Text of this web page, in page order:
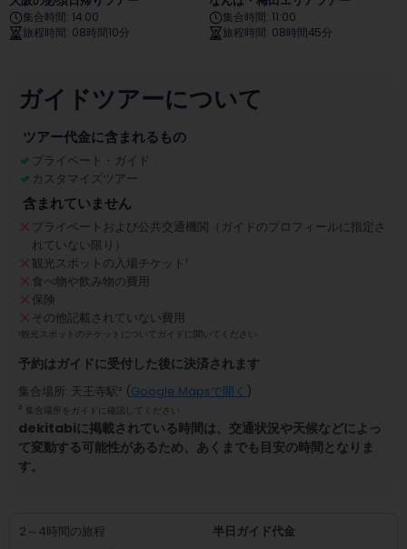
集合時間 : 14:00
旅程時間 : 08時間10分
集合時間 : 11:00
旅程時間 : 08時間45分
ガイドツアーについて
ツアー代金に含まれるもの
プライベート・ガイド
カスタマイズツアー
含まれていません
プライベートおよび公共交通機関（ガイドのプロフィールに指定さ
れていない限り）
観光スポットの入場チケット ¹
食べ物や飲み物の費用
保険
その他記載されていない費用
¹観光スポットのチケットについてガイドに聞いてください
予約はガイドに受付した後に決済されます
集合場所: 天王寺駅² (Google Mapsで開く )
² 集合場所をガイドに確認してください
dekitabiに掲載されている時間は、交通状況や天候などによっ
て変動する可能性があるため、あくまでも目安の時間となりま
す。
2～4時間の旅程
半日ガイド代金